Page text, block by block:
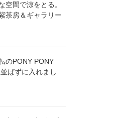
空間で涼をとる。
茶房＆ギャラリー
のPONY PONY
ばずに入れまし